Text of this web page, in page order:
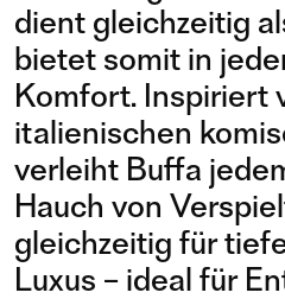
dient gleichzeitig
bietet somit in
Komfort. Inspiriert
italienischen
verleiht Buffa
Hauch von
gleichzeitig für
Luxus – ideal für